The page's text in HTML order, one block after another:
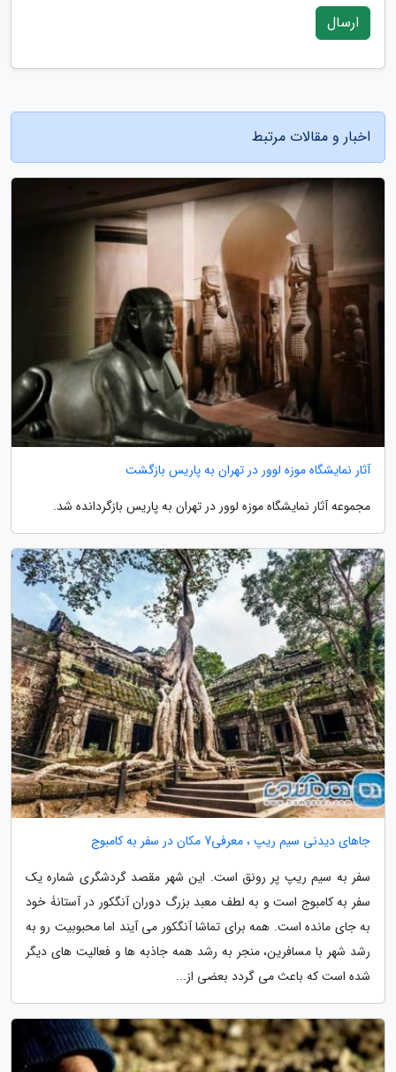
ارسال
اخبار و مقالات مرتبط
آثار نمایشگاه موزه لوور در تهران به پاریس بازگشت
مجموعه آثار نمایشگاه موزه لوور در تهران به پاریس بازگردانده شد.
جاهای دیدنی سیم ریپ ، معرفی7 مکان در سفر به کامبوج
سفر به سیم ریپ پر رونق است. این شهر مقصد گردشگری شماره یک
سفر به کامبوج است و به لطف معبد بزرگ دوران آنگکور در آستانۀ خود
به جای مانده است. همه برای تماشا آنگکور می آیند اما محبوبیت رو به
رشد شهر با مسافرین، منجر به رشد همه جاذبه ها و فعالیت های دیگر
شده است که باعث می گردد بعضی از...